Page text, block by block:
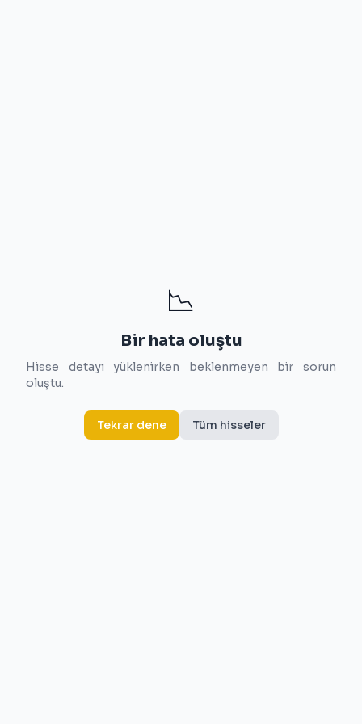
📉
Bir hata oluştu
Hisse detayı yüklenirken beklenmeyen bir sorun
oluştu.
Tekrar dene Tüm hisseler